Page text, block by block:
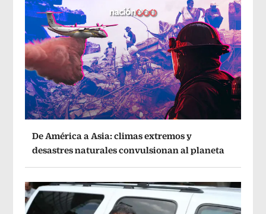
De América a Asia: climas extremos y
desastres naturales convulsionan al planeta